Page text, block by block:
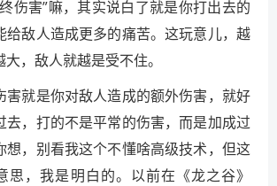
伤害”嘛，其实说白了就是你打出去的
给敌人造成更多的痛苦。这玩意儿，越
，敌人就越是受不住。
害就是你对敌人造成的额外伤害，就好
去，打的不是平常的伤害，而是加成过
想，别看我这个不懂啥高级技术，但这
思，我是明白的。以前在《龙之谷》